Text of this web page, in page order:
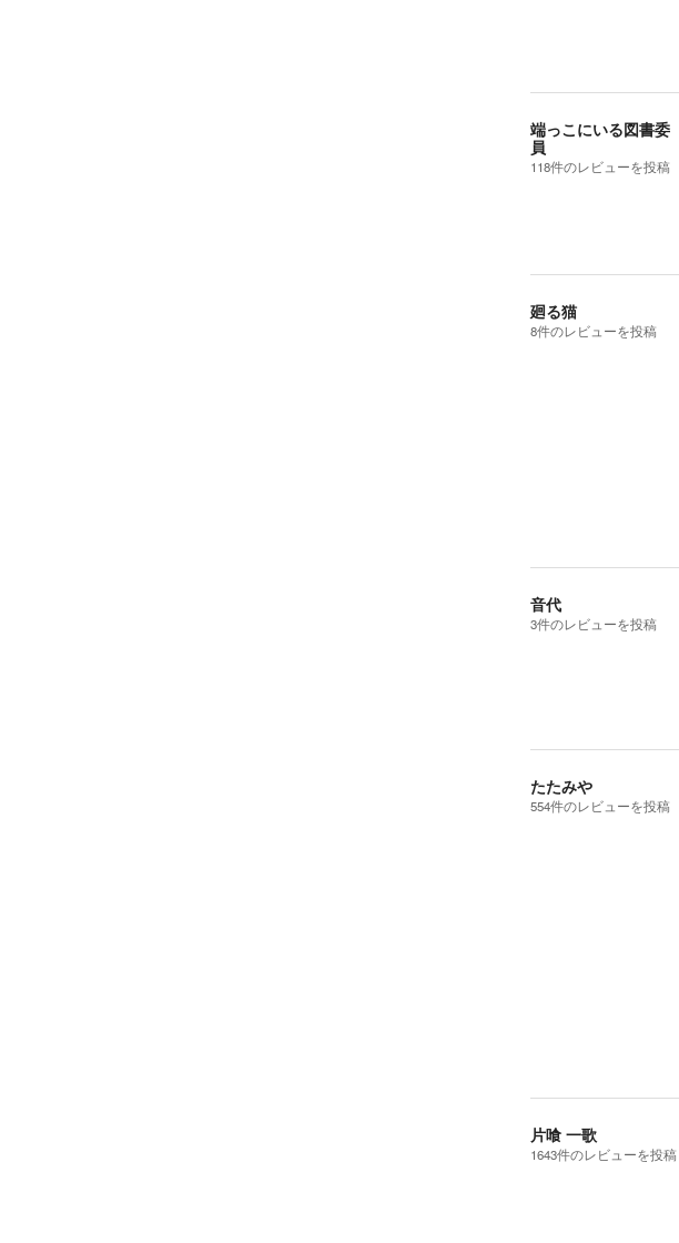
端っこにいる図書委
員
118件のレビューを投稿
廻る猫
8件のレビューを投稿
音代
3件のレビューを投稿
たたみや
554件のレビューを投稿
片喰 一歌
1643件のレビューを投稿